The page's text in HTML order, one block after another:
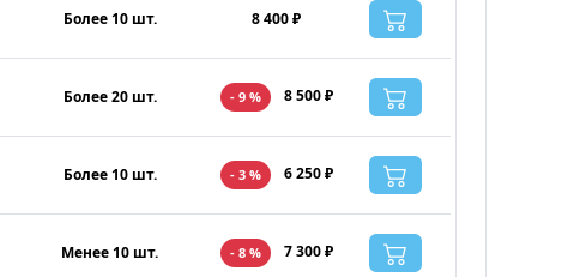
Более 10 шт. 8 400 ₽
Более 20 шт. - 9 % 8 500 ₽
Более 10 шт. - 3 % 6 250 ₽
Менее 10 шт. - 8 % 7 300 ₽